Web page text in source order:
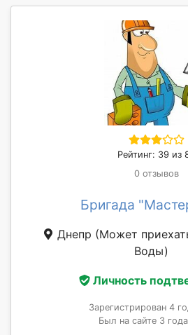
Рейтинг: 39 из
0 отзывов
Бригада
Днепр (Может
Воды)
Личность
Зарегистрирован 4
Был на сайте 3